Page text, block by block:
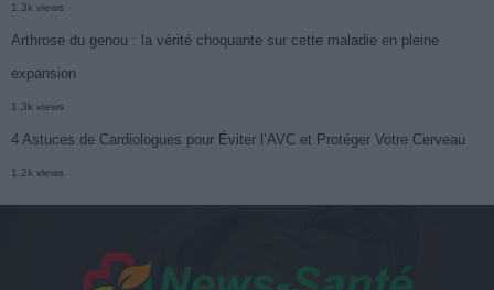
1.3k views
Arthrose du genou : la vérité choquante sur cette maladie en pleine
expansion
1.3k views
4 Astuces de Cardiologues pour Éviter l’AVC et Protéger Votre Cerveau
1.2k views